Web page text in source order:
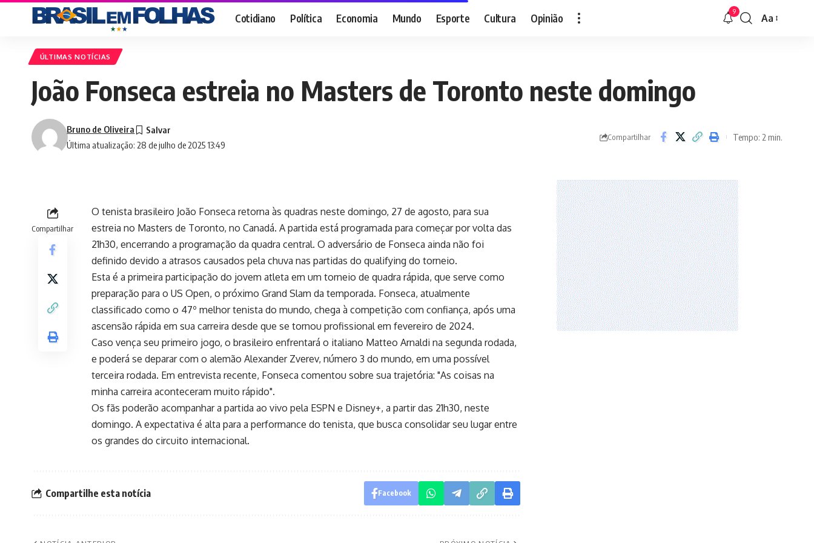
Cotidiano Política Economia Mundo Esporte Cultura Opinião 9
Font
Aa
ÚLTIMAS NOTÍCIAS
João Fonseca estreia no Masters de Toronto neste domingo
Última atualização: 28 de julho de 2025 13:49
Bruno de Oliveira
Compartilhar Tempo: 2 min.
Compartilhar
O tenista brasileiro João Fonseca retorna às quadras neste domingo, 27 de agosto, para sua
estreia no Masters de Toronto, no Canadá. A partida está programada para começar por volta das
21h30, encerrando a programação da quadra central. O adversário de Fonseca ainda não foi
definido devido a atrasos causados pela chuva nas partidas do qualifying do torneio.
Esta é a primeira participação do jovem atleta em um torneio de quadra rápida, que serve como
preparação para o US Open, o próximo Grand Slam da temporada. Fonseca, atualmente
classificado como o 47º melhor tenista do mundo, chega à competição com confiança, após uma
ascensão rápida em sua carreira desde que se tornou profissional em fevereiro de 2024.
Caso vença seu primeiro jogo, o brasileiro enfrentará o italiano Matteo Arnaldi na segunda rodada,
e poderá se deparar com o alemão Alexander Zverev, número 3 do mundo, em uma possível
terceira rodada. Em entrevista recente, Fonseca comentou sobre sua trajetória: "As coisas na
minha carreira aconteceram muito rápido".
Os fãs poderão acompanhar a partida ao vivo pela ESPN e Disney+, a partir das 21h30, neste
domingo. A expectativa é alta para a performance do tenista, que busca consolidar seu lugar entre
os grandes do circuito internacional.
Compartilhe esta notícia Facebook